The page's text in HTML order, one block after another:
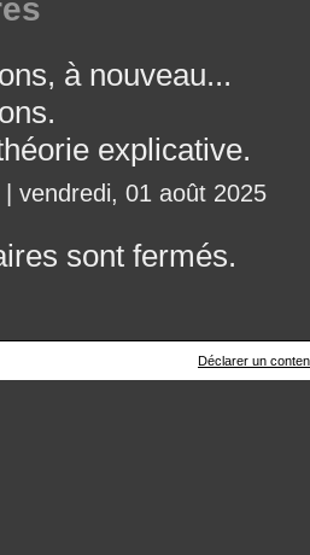
à nouveau...
explicative.
vendredi, 01 août 2025
sont fermés.
Déclarer un